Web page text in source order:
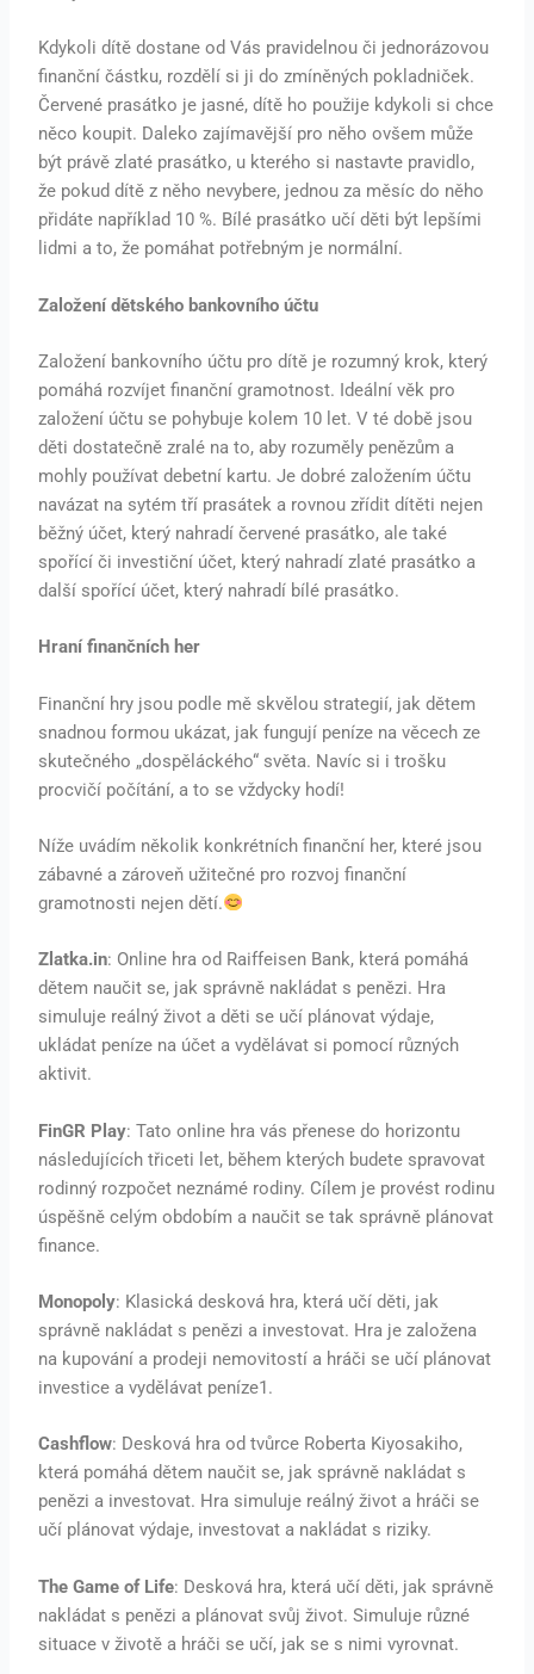
Kdykoli dítě dostane od Vás pravidelnou či jednorázovou
finanční částku, rozdělí si ji do zmíněných pokladniček.
Červené prasátko je jasné, dítě ho použije kdykoli si chce
něco koupit. Daleko zajímavější pro něho ovšem může
být právě zlaté prasátko, u kterého si nastavte pravidlo,
že pokud dítě z něho nevybere, jednou za měsíc do něho
přidáte například 10 %. Bílé prasátko učí děti být lepšími
lidmi a to, že pomáhat potřebným je normální.
Založení dětského bankovního účtu
Založení bankovního účtu pro dítě je rozumný krok, který
pomáhá rozvíjet finanční gramotnost. Ideální věk pro
založení účtu se pohybuje kolem 10 let. V té době jsou
děti dostatečně zralé na to, aby rozuměly penězům a
mohly používat debetní kartu. Je dobré založením účtu
navázat na sytém tří prasátek a rovnou zřídit dítěti nejen
běžný účet, který nahradí červené prasátko, ale také
spořící či investiční účet, který nahradí zlaté prasátko a
další spořící účet, který nahradí bílé prasátko.
Hraní finančních her
Finanční hry jsou podle mě skvělou strategií, jak dětem
snadnou formou ukázat, jak fungují peníze na věcech ze
skutečného „dospěláckého“ světa. Navíc si i trošku
procvičí počítání, a to se vždycky hodí!
Níže uvádím několik konkrétních finanční her, které jsou
zábavné a zároveň užitečné pro rozvoj finanční
gramotnosti nejen dětí.
Zlatka.in: Online hra od Raiffeisen Bank, která pomáhá
dětem naučit se, jak správně nakládat s penězi. Hra
simuluje reálný život a děti se učí plánovat výdaje,
ukládat peníze na účet a vydělávat si pomocí různých
aktivit.
FinGR Play: Tato online hra vás přenese do horizontu
následujících třiceti let, během kterých budete spravovat
rodinný rozpočet neznámé rodiny. Cílem je provést rodinu
úspěšně celým obdobím a naučit se tak správně plánovat
finance.
Monopoly: Klasická desková hra, která učí děti, jak
správně nakládat s penězi a investovat. Hra je založena
na kupování a prodeji nemovitostí a hráči se učí plánovat
investice a vydělávat peníze1.
Cashflow: Desková hra od tvůrce Roberta Kiyosakiho,
která pomáhá dětem naučit se, jak správně nakládat s
penězi a investovat. Hra simuluje reálný život a hráči se
učí plánovat výdaje, investovat a nakládat s riziky.
The Game of Life: Desková hra, která učí děti, jak správně
nakládat s penězi a plánovat svůj život. Simuluje různé
situace v životě a hráči se učí, jak se s nimi vyrovnat.